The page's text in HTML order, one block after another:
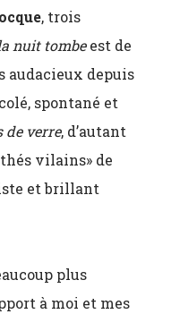
, trois
nuit tombeest de
audacieux depuis
spontané et
de verre, d’autant
vilains» de
et brillant
plus
à moi et mes